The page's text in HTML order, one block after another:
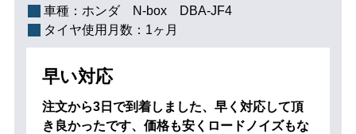
車種： ホンダ N‐box DBA-JF4
タイヤ使用月数： 1ヶ月
早い対応
注文から3日で到着しました、早く対応して頂
き良かったです、価格も安くロードノイズもな